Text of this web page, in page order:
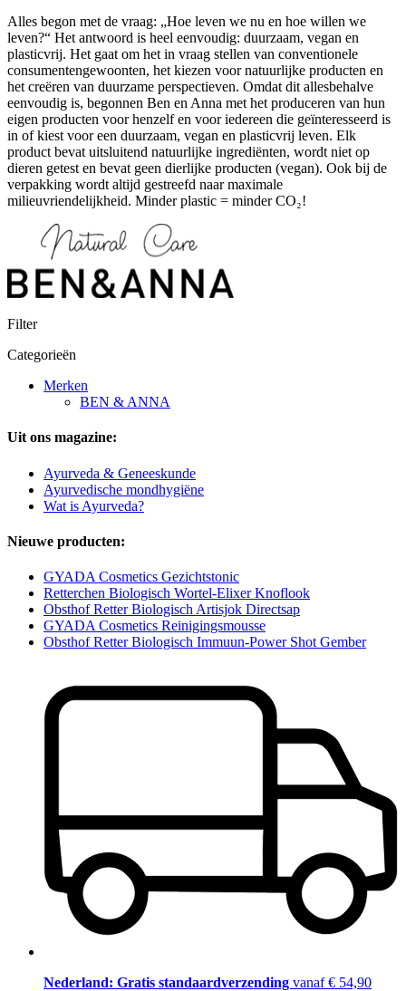
Alles begon met de vraag: „Hoe leven we nu en hoe willen we
leven?“ Het antwoord is heel eenvoudig: duurzaam, vegan en
plasticvrij. Het gaat om het in vraag stellen van conventionele
consumentengewoonten, het kiezen voor natuurlijke producten en
het creëren van duurzame perspectieven. Omdat dit allesbehalve
eenvoudig is, begonnen Ben en Anna met het produceren van hun
eigen producten voor henzelf en voor iedereen die geïnteresseerd is
in of kiest voor een duurzaam, vegan en plasticvrij leven. Elk
product bevat uitsluitend natuurlijke ingrediënten, wordt niet op
dieren getest en bevat geen dierlijke producten (vegan). Ook bij de
verpakking wordt altijd gestreefd naar maximale
milieuvriendelijkheid. Minder plastic = minder CO₂!
Filter
Categorieën
Merken
BEN & ANNA
Uit ons magazine:
Ayurveda & Geneeskunde
Ayurvedische mondhygiëne
Wat is Ayurveda?
Nieuwe producten:
GYADA Cosmetics Gezichtstonic
Retterchen Biologisch Wortel-Elixer Knoflook
Obsthof Retter Biologisch Artisjok Directsap
GYADA Cosmetics Reinigingsmousse
Obsthof Retter Biologisch Immuun-Power Shot Gember
Nederland: Gratis standaardverzending vanaf € 54,90